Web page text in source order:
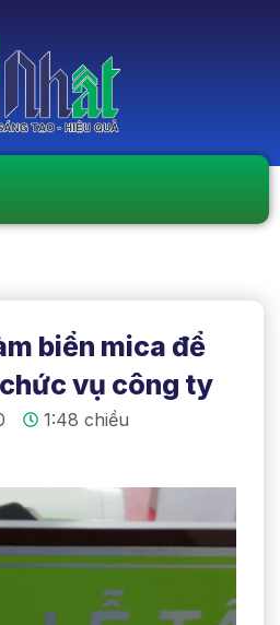
biển mica để
vụ công ty
1:48 chiều